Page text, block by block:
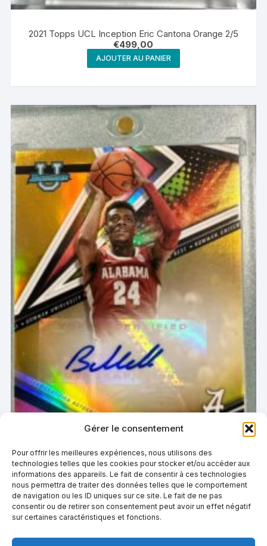
Gérer le consentement
Pour offrir les meilleures expériences, nous utilisons des
technologies telles que les cookies pour stocker et/ou accéder aux
informations des appareils. Le fait de consentir à ces technologies
nous permettra de traiter des données telles que le comportement
de navigation ou les ID uniques sur ce site. Le fait de ne pas
consentir ou de retirer son consentement peut avoir un effet négatif
sur certaines caractéristiques et fonctions.
2021 Topps UCL Inception Eric Cantona Orange 2/5
€499,00
AJOUTER AU PANIER
2022-23 Bowman University’s Best Basketball Brandon